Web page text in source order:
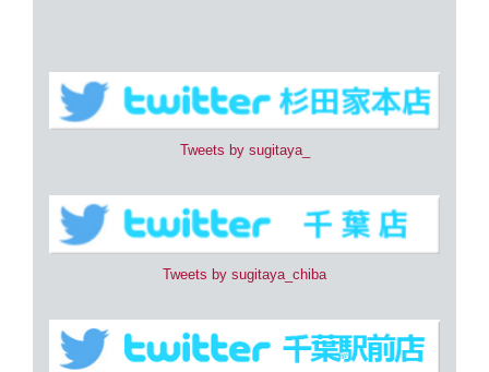
Tweets by sugitaya_
Tweets by sugitaya_chiba